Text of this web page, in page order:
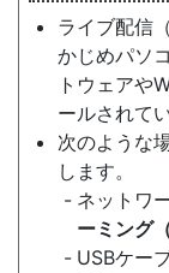
ライブ配信
かじめパソ
トウェアや
ールされて
次のような
します。
ネットワ
ーミング
USBケー